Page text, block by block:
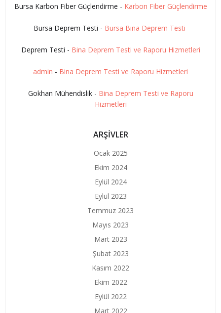
Bursa Karbon Fiber Güçlendirme - Karbon Fiber Güçlendirme
Bursa Deprem Testi - Bursa Bina Deprem Testi
Deprem Testi - Bina Deprem Testi ve Raporu Hizmetleri
admin - Bina Deprem Testi ve Raporu Hizmetleri
Gokhan Mühendislik- Bina Deprem Testi ve Raporu
Hizmetleri
ARŞİVLER
Ocak 2025
Ekim 2024
Eylül 2024
Eylül 2023
Temmuz 2023
Mayıs 2023
Mart 2023
Şubat 2023
Kasım 2022
Ekim 2022
Eylül 2022
Mart 2022